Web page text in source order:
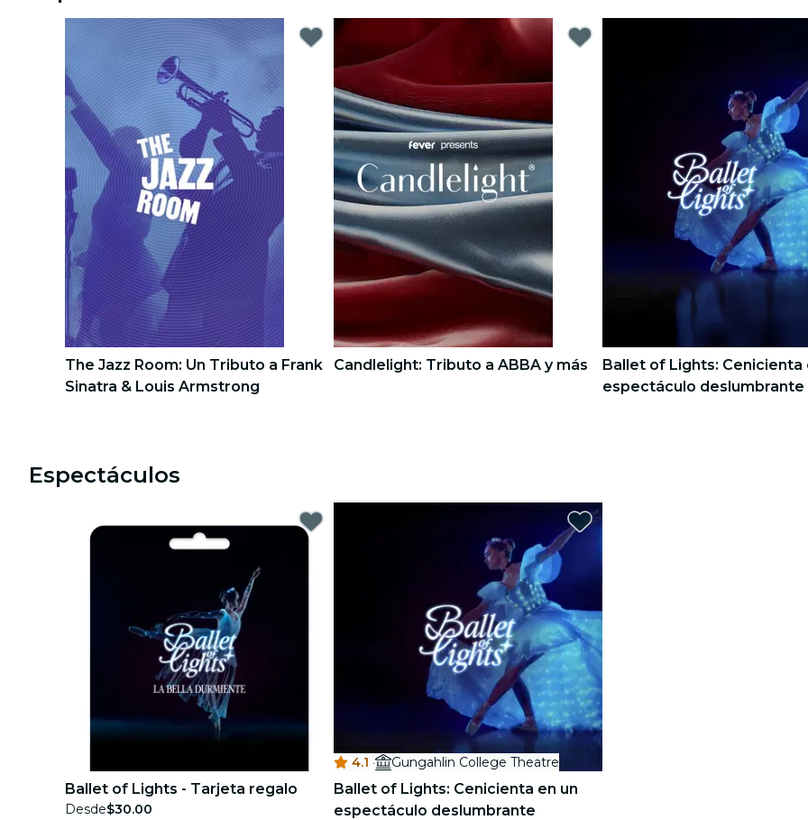
Londres
experiencias y ciudades
São Paulo
exposiciones
Seúl
recorridos por la ciudad
conciertos
restaurantes
cine
The Jazz Room: Un Tributo a Frank
Sinatra & Louis Armstrong
Candlelight: Tributo a ABBA y más
Ballet of Lights: Cenicienta
espectáculo deslumbrante
Espectáculos
Ballet of Lights - Tarjeta regalo
Desde$30.00
4.1 · Gungahlin College Theatre
Ballet of Lights: Cenicienta en un
espectáculo deslumbrante